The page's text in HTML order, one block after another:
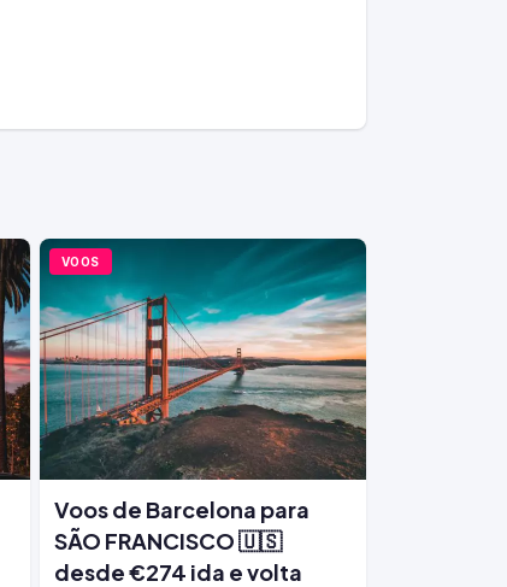
VOOS
Voos de Barcelona para
SÃO FRANCISCO 🇺🇸
desde €274 ida e volta